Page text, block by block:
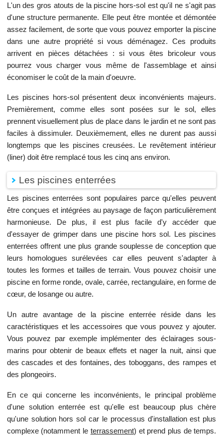
L'un des gros atouts de la piscine hors-sol est qu'il ne s'agit pas
d'une structure permanente. Elle peut être montée et démontée
assez facilement, de sorte que vous pouvez emporter la piscine
dans une autre propriété si vous déménagez. Ces produits
arrivent en pièces détachées : si vous êtes bricoleur vous
pourrez vous charger vous même de l'assemblage et ainsi
économiser le coût de la main d'oeuvre.
Les piscines hors-sol présentent deux inconvénients majeurs.
Premièrement, comme elles sont posées sur le sol, elles
prennent visuellement plus de place dans le jardin et ne sont pas
faciles à dissimuler. Deuxièmement, elles ne durent pas aussi
longtemps que les piscines creusées. Le revêtement intérieur
(liner) doit être remplacé tous les cinq ans environ.
Les piscines enterrées
Les piscines enterrées sont populaires parce qu'elles peuvent
être conçues et intégrées au paysage de façon particulièrement
harmonieuse. De plus, il est plus facile d'y accéder que
d'essayer de grimper dans une piscine hors sol. Les piscines
enterrées offrent une plus grande souplesse de conception que
leurs homologues surélevées car elles peuvent s'adapter à
toutes les formes et tailles de terrain. Vous pouvez choisir une
piscine en forme ronde, ovale, carrée, rectangulaire, en forme de
cœur, de losange ou autre.
Un autre avantage de la piscine enterrée réside dans les
caractéristiques et les accessoires que vous pouvez y ajouter.
Vous pouvez par exemple implémenter des éclairages sous-
marins pour obtenir de beaux effets et nager la nuit, ainsi que
des cascades et des fontaines, des toboggans, des rampes et
des plongeoirs.
En ce qui concerne les inconvénients, le principal problème
d'une solution enterrée est qu'elle est beaucoup plus chère
qu'une solution hors sol car le processus d'installation est plus
complexe (notamment le terrassement) et prend plus de temps.